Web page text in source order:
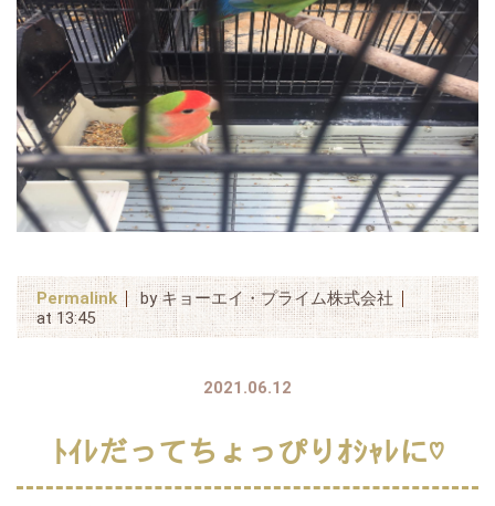
Permalink
by キョーエイ・プライム株式会社
at 13:45
2021.06.12
ﾄｲﾚだってちょっぴりｵｼｬﾚに♡